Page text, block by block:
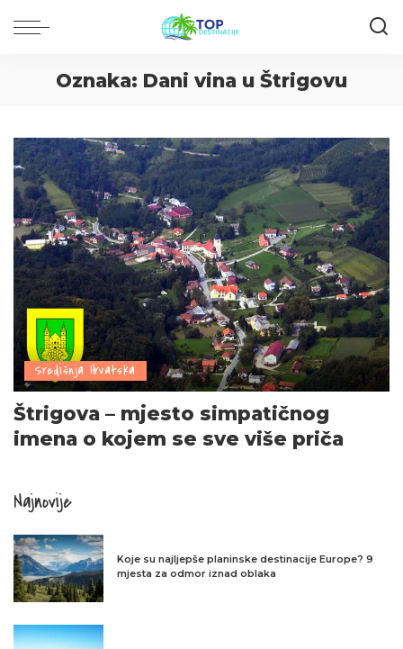
Oznaka: Dani vina u Štrigovu
Središnja Hrvatska
Štrigova – mjesto simpatičnog
imena o kojem se sve više priča
Najnovije
Koje su najljepše planinske destinacije Europe? 9
mjesta za odmor iznad oblaka